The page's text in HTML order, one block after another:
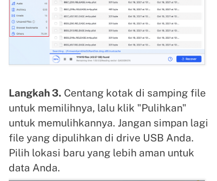
Langkah 3. Centang kotak di samping file
untuk memilihnya, lalu klik "Pulihkan"
untuk memulihkannya. Jangan simpan lagi
file yang dipulihkan di drive USB Anda.
Pilih lokasi baru yang lebih aman untuk
data Anda.